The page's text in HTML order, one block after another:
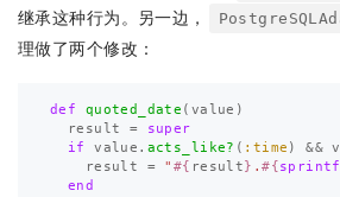
继承这种行为。另一边，
理做了两个修改：
def quoted_date ( value )
result
=
super
if
value . acts_like? ( :time ) &&
result
= " #{ result} .#{sprintf
end